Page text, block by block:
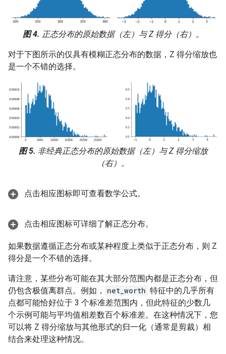
图 4. 正态分布的原始数据（左）与 Z 得分（右）。
对于下图所示的仅具有模糊正态分布的数据，Z 得分缩放也
是一个不错的选择。
图 5. 非经典正态分布的原始数据（左）与 Z 得分缩放
（右）。
点击相应图标即可查看数学公式。
点击相应图标可详细了解正态分布。
如果数据遵循正态分布或某种程度上类似于正态分布，则 Z
得分是一个不错的选择。
请注意，某些分布可能在其大部分范围内都是正态分布，但
仍包含极值离群点。例如，
net_worth 特征中的几乎所有
点都可能恰好位于 3 个标准差范围内，但此特征的少数几
个示例可能与平均值相差数百个标准差。在这种情况下，您
可以将 Z 得分缩放与其他形式的归一化（通常是剪裁）相
结合来处理这种情况。